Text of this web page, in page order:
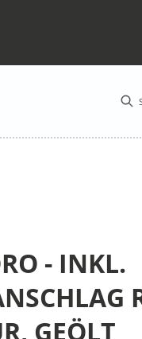
- INKL.
GEÖLT